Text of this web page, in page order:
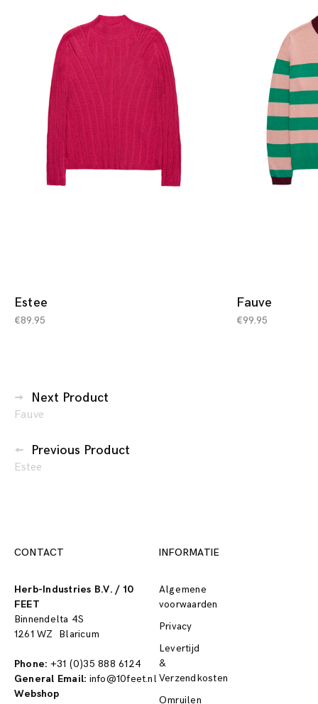
Estee
€89.95
Fauve
€99.95
Berichtennavigatie
Next Product
Fauve
Previous Product
Estee
CONTACT
Herb-Industries B.V. / 10
FEET
Binnendelta 4S
1261 WZ Blaricum
Phone: +31 (0)35 888 6124
General Email: info@10feet.nl
Webshop
INFORMATIE
Algemene
voorwaarden
Privacy
Levertijd
&
Verzendkosten
Omruilen